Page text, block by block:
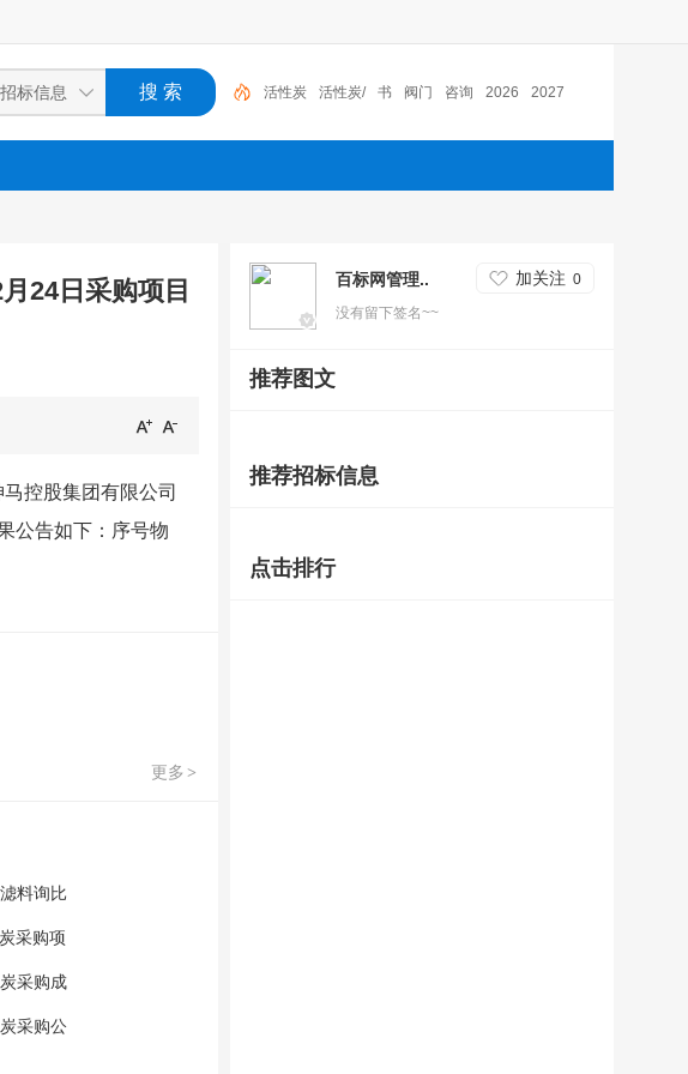
活性炭 活性炭/ 书 阀门 咨询 2026 2027
24日采购项目
控股集团有限公司
公告如下：序号物
更多 >
料询比
采购项
采购成
采购公
百标网管理.. 加关注 0
没有留下签名~~
推荐图文
推荐招标信息
点击排行